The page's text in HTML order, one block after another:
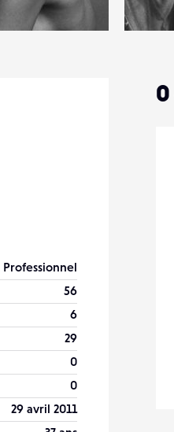
4
Professionnel
56
6
29
0
0
29 avril 2011
0